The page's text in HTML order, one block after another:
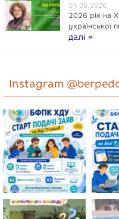
01.06.2026
2026 рік на
укpaїнcької
далі »
Instagram